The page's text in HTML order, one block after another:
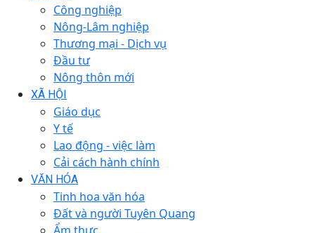
Công nghiệp
Nông-Lâm nghiệp
Thương mại - Dịch vụ
Đầu tư
Nông thôn mới
XÃ HỘI
Giáo dục
Y tế
Lao động - việc làm
Cải cách hành chính
VĂN HÓA
Tinh hoa văn hóa
Đất và người Tuyên Quang